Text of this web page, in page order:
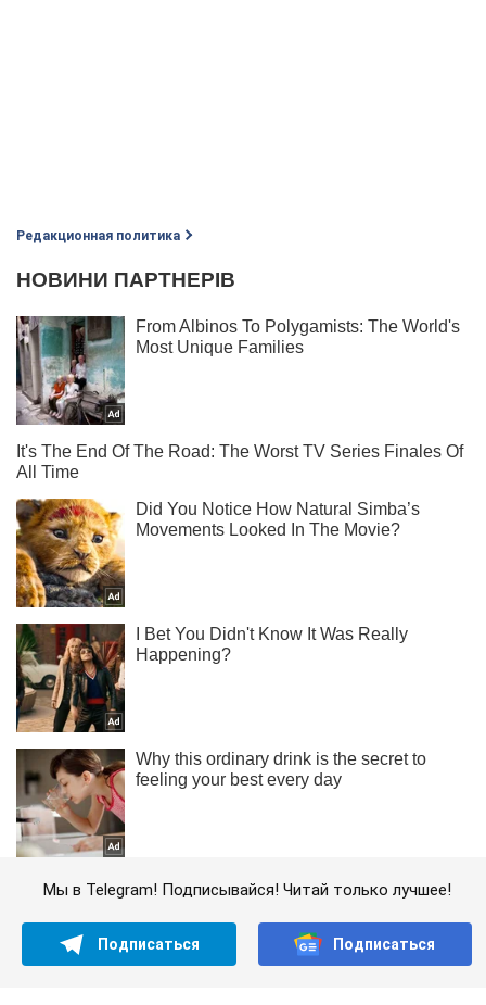
Редакционная политика
Мы в Telegram! Подписывайся! Читай только лучшее!
Подписаться Подписаться